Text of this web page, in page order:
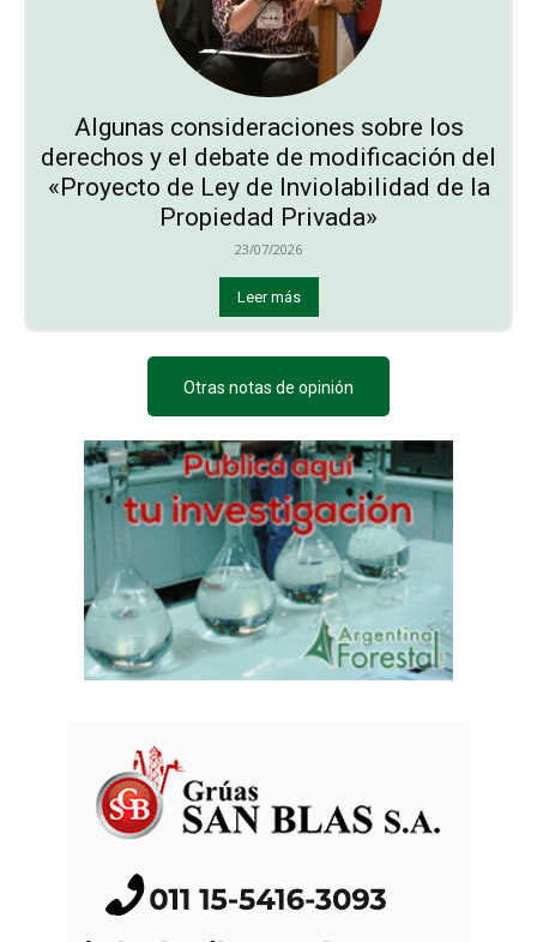
Algunas consideraciones sobre los
derechos y el debate de modificación del
«Proyecto de Ley de Inviolabilidad de la
Propiedad Privada»
23/07/2026
Leer más
Otras notas de opinión